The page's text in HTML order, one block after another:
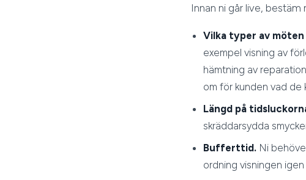
Innan ni går live, bestäm
Vilka typer av
exempel visning av
hämtning av
om för kunden vad de
Längd på
skräddarsydda
Bufferttid. Ni
ordning visningen